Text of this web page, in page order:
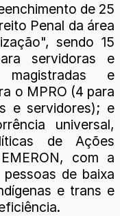
de 25
Penal da área
sendo 15
servidoras e
e
o MPRO (4 para
e servidores); e
universal,
de Ações
com a
de baixa
e trans e